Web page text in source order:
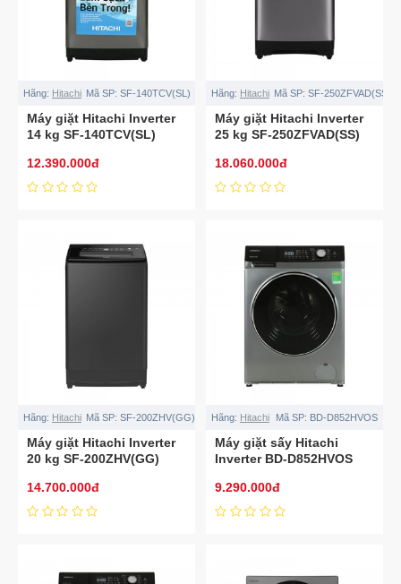
Hãng: Hitachi Mã SP: SF-140TCV(SL)
Máy giặt Hitachi Inverter
14 kg SF-140TCV(SL)
12.390.000đ
Hãng: Hitachi Mã SP: SF-250ZFVAD(SS)
Máy giặt Hitachi Inverter
25 kg SF-250ZFVAD(SS)
18.060.000đ
Hãng: Hitachi Mã SP: SF-200ZHV(GG)
Máy giặt Hitachi Inverter
20 kg SF-200ZHV(GG)
14.700.000đ
Hãng: Hitachi Mã SP: BD-D852HVOS
Máy giặt sấy Hitachi
Inverter BD-D852HVOS
9.290.000đ